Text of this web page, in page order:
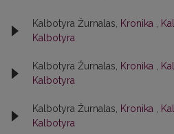
Kalbotyra Žurnalas, Kronika
Kalbotyra
Kalbotyra Žurnalas, Kronika
Kalbotyra
Kalbotyra Žurnalas, Kronika
Kalbotyra